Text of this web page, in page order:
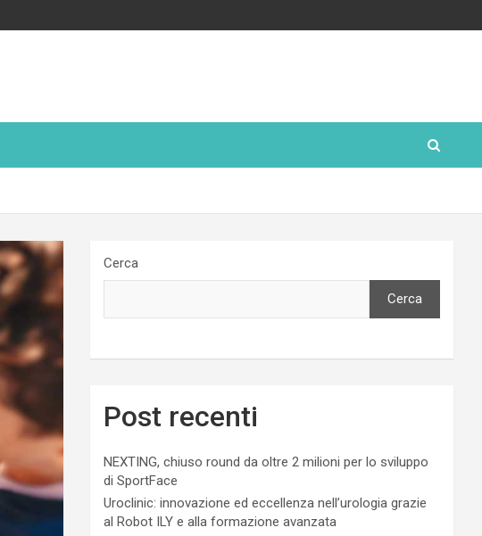
Cerca
Cerca
Post recenti
NEXTING, chiuso round da oltre 2 milioni per lo sviluppo
di SportFace
Uroclinic: innovazione ed eccellenza nell’urologia grazie
al Robot ILY e alla formazione avanzata